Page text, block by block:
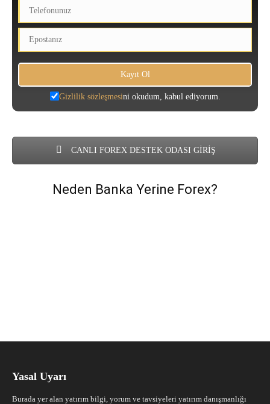
Gizlilik sözleşmesini okudum, kabul ediyorum.
CANLI FOREX DESTEK ODASI GİRİŞ
Neden Banka Yerine Forex?
Yasal Uyarı
Burada yer alan yatırım bilgi, yorum ve tavsiyeleri yatırım danışmanlığı